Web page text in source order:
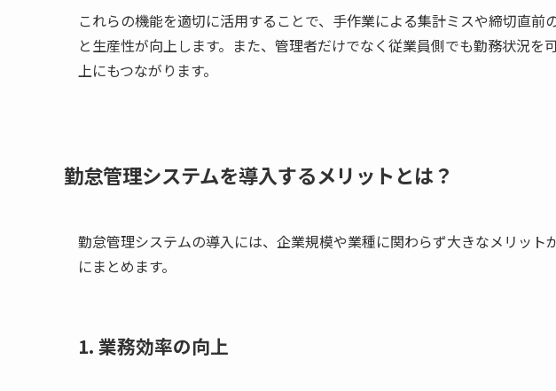
これらの機能を適切に活用することで、手作業による集計ミスや締切直前
と生産性が向上します。また、管理者だけでなく従業員側でも勤務状況を
上にもつながります。
勤怠管理システムを導入するメリットとは？
勤怠管理システムの導入には、企業規模や業種に関わらず大きなメリット
にまとめます。
1. 業務効率の向上